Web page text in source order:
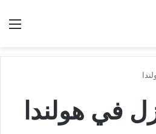
في هولندا